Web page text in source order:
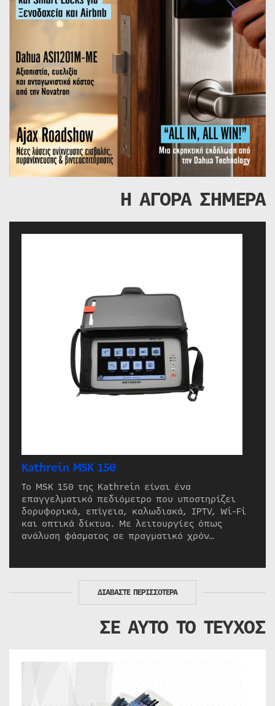
Η ΑΓΟΡΑ ΣΗΜΕΡΑ
Kathrein MSK 150
Το MSK 150 της Kathrein είναι ένα
επαγγελματικό πεδιόμετρο που υποστηρίζει
δορυφορικά, επίγεια, καλωδιακά, IPTV, Wi-Fi
και οπτικά δίκτυα. Με λειτουργίες όπως
ανάλυση φάσματος σε πραγματικό χρόν…
ΔΙΑΒΑΣΤΕ ΠΕΡΙΣΣΟΤΕΡΑ
ΣΕ ΑΥΤΟ ΤΟ ΤΕΥΧΟΣ